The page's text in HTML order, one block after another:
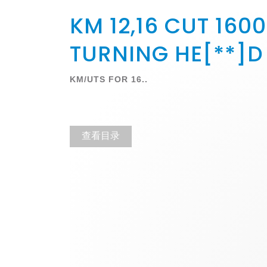
KM 12,16 CUT
TURNING HE[**]D
KM/UTS FOR 16..
查看目录